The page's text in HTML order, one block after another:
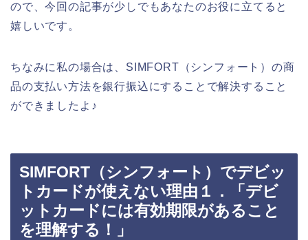
ので、今回の記事が少しでもあなたのお役に立てると
嬉しいです。
ちなみに私の場合は、SIMFORT（シンフォート）の商
品の支払い方法を銀行振込にすることで解決すること
ができましたよ♪
SIMFORT（シンフォート）でデビッ
トカードが使えない理由１．「デビ
ットカードには有効期限があること
を理解する！」